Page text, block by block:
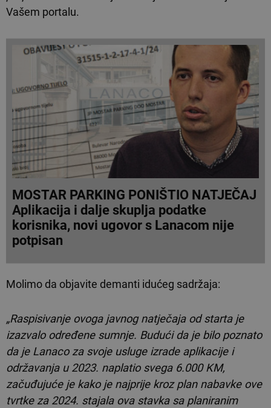
Vašem portalu.
MOSTAR PARKING PONIŠTIO NATJEČAJ
Aplikacija i dalje skuplja podatke
korisnika, novi ugovor s Lanacom nije
potpisan
Molimo da objavite demanti idućeg sadržaja:
„Raspisivanje ovoga javnog natječaja od starta je
izazvalo određene sumnje. Budući da je bilo poznato
da je Lanaco za svoje usluge izrade aplikacije i
održavanja u 2023. naplatio svega 6.000 KM,
začuđujuće je kako je najprije kroz plan nabavke ove
tvrtke za 2024. stajala ova stavka sa planiranim